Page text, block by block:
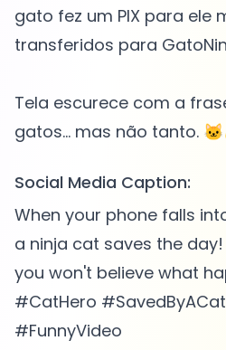
gato fez um PIX para ele
transferidos para
Tela escurece com a
Social Media Caption:
When your phone falls
a ninja cat saves the
you won't believe what
#CatHero
#FunnyVideo